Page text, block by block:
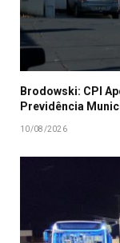
Brodowski: CPI
Previdência
10/08/2026